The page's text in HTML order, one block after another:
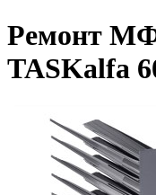
Ремонт
TASKalfa